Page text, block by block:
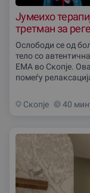
Јумеихо
третман за
Ослободи се од
тело со
ЕМА во Скопје.
помеѓу
Скопjе 40